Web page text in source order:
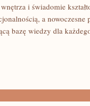
i świadomie
a nowoczesne
bazę wiedzy dla